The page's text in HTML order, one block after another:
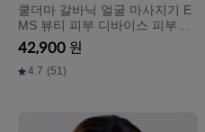
쿨더마 갈바닉 얼굴 마사지기 E
MS 뷰티 피부 디바이스 피부관
리기 홈케어 기기
42,900 원
4.7 (51)